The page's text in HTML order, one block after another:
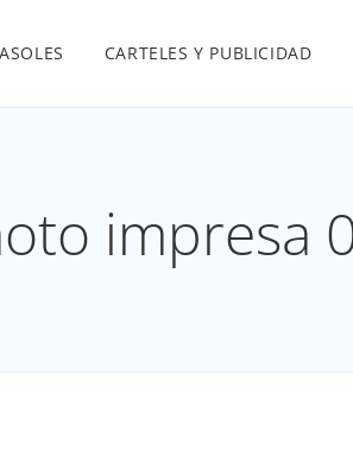
CARTELES Y PUBLICIDAD
impresa